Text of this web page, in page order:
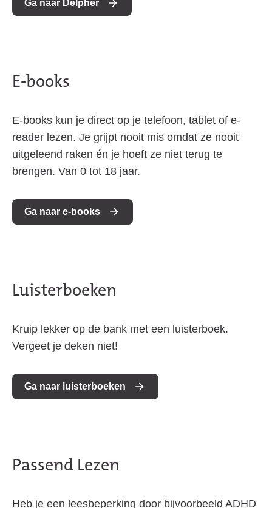
Ga naar Delpher
E-books
E-books kun je direct op je telefoon, tablet of e-
reader lezen. Je grijpt nooit mis omdat ze nooit
uitgeleend raken én je hoeft ze niet terug te
brengen. Van 0 tot 18 jaar.
Ga naar e-books
Luisterboeken
Kruip lekker op de bank met een luisterboek.
Vergeet je deken niet!
Ga naar luisterboeken
Passend Lezen
Heb je een leesbeperking door bijvoorbeeld ADHD